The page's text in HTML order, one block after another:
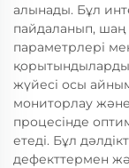
алынады. Бұл
пайдаланып,
параметрлері мен
қорытындыларды
жүйесі осы
мониторлау
процесінде
етеді. Бұл
дефекттермен